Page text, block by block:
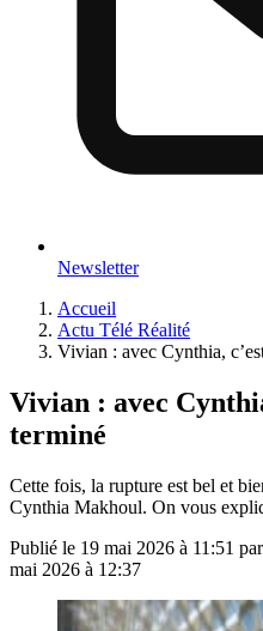
Newsletter
Accueil
Actu Télé Réalité
Vivian : avec Cynthia,
Vivian : avec
terminé
Cette fois, la rupture est bel et
Cynthia Makhoul. On vous
Publié le 19 mai 2026 à 11:51 par
mai 2026 à 12:37